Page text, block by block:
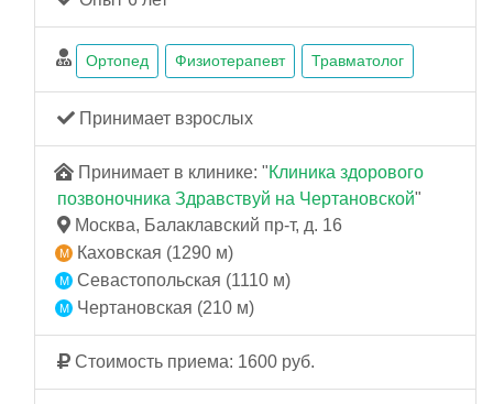
Ортопед Физиотерапевт Травматолог
Принимает взрослых
Принимает в клинике: "Клиника здорового
позвоночника Здравствуй на Чертановской"
Москва, Балаклавский пр-т, д. 16
Каховская (1290 м)
Севастопольская (1110 м)
Чертановская (210 м)
Стоимость приема: 1600 руб.